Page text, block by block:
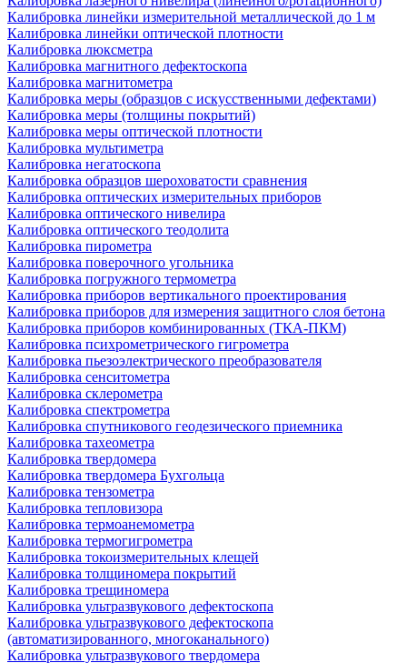
Калибровка линейки измерительной металлической до 1 м
Калибровка линейки оптической плотности
Калибровка люксметра
Калибровка магнитного дефектоскопа
Калибровка магнитометра
Калибровка меры (образцов с искусственными дефектами)
Калибровка меры (толщины покрытий)
Калибровка меры оптической плотности
Калибровка мультиметра
Калибровка негатоскопа
Калибровка образцов шероховатости сравнения
Калибровка оптических измерительных приборов
Калибровка оптического нивелира
Калибровка оптического теодолита
Калибровка пирометра
Калибровка поверочного угольника
Калибровка погружного термометра
Калибровка приборов вертикального проектирования
Калибровка приборов для измерения защитного слоя бетона
Калибровка приборов комбинированных (ТКА-ПКМ)
Калибровка психрометрического гигрометра
Калибровка пьезоэлектрического преобразователя
Калибровка сенситометра
Калибровка склерометра
Калибровка спектрометра
Калибровка спутникового геодезического приемника
Калибровка тахеометра
Калибровка твердомера
Калибровка твердомера Бухгольца
Калибровка тензометра
Калибровка тепловизора
Калибровка термоанемометра
Калибровка термогигрометра
Калибровка токоизмерительных клещей
Калибровка толщиномера покрытий
Калибровка трещиномера
Калибровка ультразвукового дефектоскопа
Калибровка ультразвукового дефектоскопа
(автоматизированного, многоканального)
Калибровка ультразвукового твердомера